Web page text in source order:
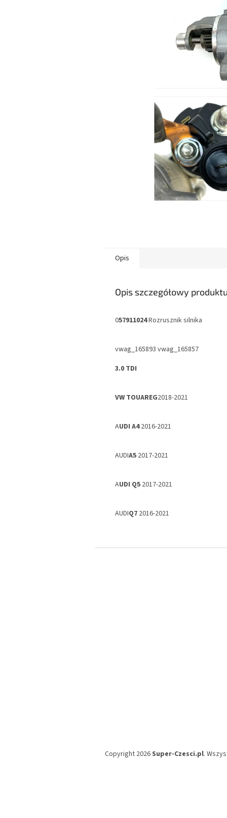
Opis
Opis szczegółowy
057911024Rozrusznik silnika
vwag_165893 vwag_165857
3.0 TDI
VW TOUAREG2018-2021
AUDI A42016-2021
AUDIA5 2017-2021
AUDI Q5 2017-2021
AUDIQ7 2016-2021
Copyright 2026Super-Czesci.pl.